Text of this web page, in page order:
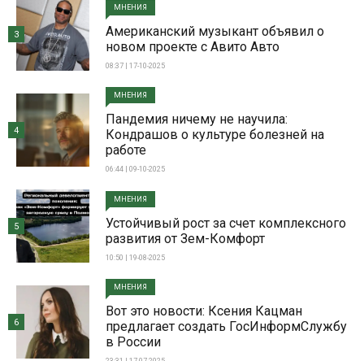
МНЕНИЯ
Американский музыкант объявил о
новом проекте с Авито Авто
08:37 | 17-10-2025
3
МНЕНИЯ
Пандемия ничему не научила:
Кондрашов о культуре болезней на
работе
06:44 | 09-10-2025
4
МНЕНИЯ
Устойчивый рост за счет комплексного
развития от Зем-Комфорт
10:50 | 19-08-2025
5
МНЕНИЯ
Вот это новости: Ксения Кацман
предлагает создать ГосИнформСлужбу
в России
6